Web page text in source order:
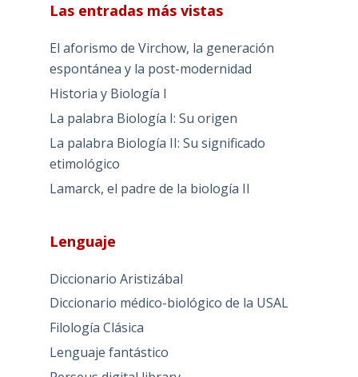
Las entradas más vistas
El aforismo de Virchow, la generación
espontánea y la post-modernidad
Historia y Biología I
La palabra Biología I: Su origen
La palabra Biología II: Su significado
etimológico
Lamarck, el padre de la biología II
Lenguaje
Diccionario Aristizábal
Diccionario médico-biológico de la USAL
Filología Clásica
Lenguaje fantástico